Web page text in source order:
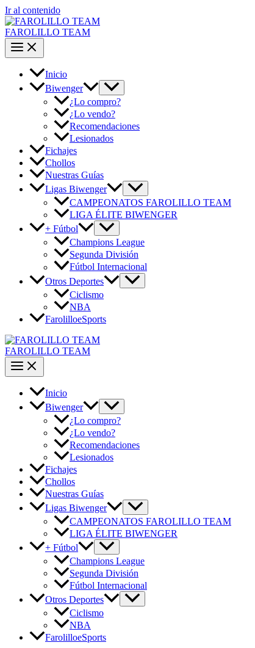
Ir al contenido
FAROLILLO TEAM
Inicio
Biwenger
¿Lo compro?
¿Lo vendo?
Recomendaciones
Lesionados
Fichajes
Chollos
Nuestras Guías
Ligas Biwenger
CAMPEONATOS FAROLILLO TEAM
LIGA ÉLITE BIWENGER
+ Fútbol
Champions League
Segunda División
Fútbol Internacional
Otros Deportes
Ciclismo
NBA
FarolilloeSports
FAROLILLO TEAM
Inicio
Biwenger
¿Lo compro?
¿Lo vendo?
Recomendaciones
Lesionados
Fichajes
Chollos
Nuestras Guías
Ligas Biwenger
CAMPEONATOS FAROLILLO TEAM
LIGA ÉLITE BIWENGER
+ Fútbol
Champions League
Segunda División
Fútbol Internacional
Otros Deportes
Ciclismo
NBA
FarolilloeSports